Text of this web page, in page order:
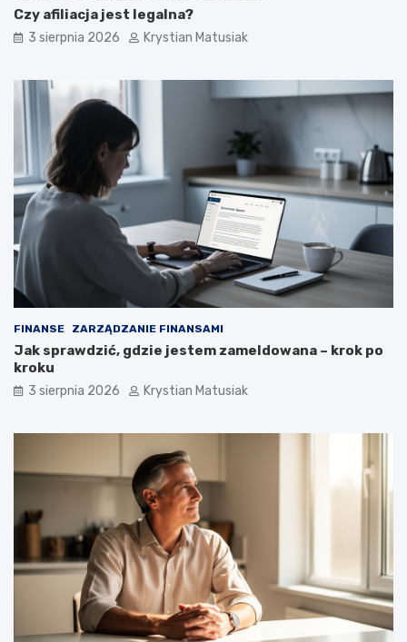
Czy afiliacja jest legalna?
3 sierpnia 2026 Krystian Matusiak
FINANSE ZARZĄDZANIE FINANSAMI
Jak sprawdzić, gdzie jestem zameldowana – krok po
kroku
3 sierpnia 2026 Krystian Matusiak